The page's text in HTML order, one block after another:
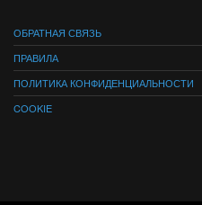
ОБРАТНАЯ СВЯЗЬ
ПРАВИЛА
ПОЛИТИКА КОНФИДЕНЦИАЛЬНОСТИ
COOKIE